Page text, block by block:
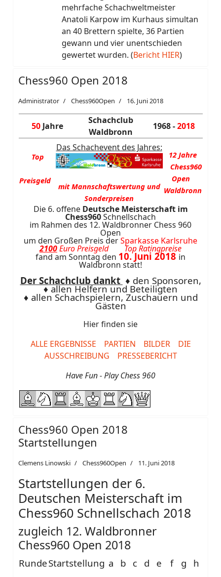
mehrfache Schachweltmeister
Anatoli Karpow im Kurhaus simultan
an 40 Brettern spielte, 36 Partien
gewann und vier unentschieden
gewertet wurden. (Bericht HIER)
Chess960 Open 2018
Administrator Chess960Open 16. Juni 2018
50 Jahre
Schachclub
Waldbronn
1968 -2018
Top
Preisgeld
Das Schachevent des Jahres:
mitMannschaftswertung und
Sonderpreisen
12 Jahre
Chess960
Open
Waldbronn
Die 6. offene Deutsche Meisterschaft im
Chess960Schnellschach
im Rahmen des 12. Waldbronner Chess 960
Open
um den Großen Preis derSparkasse Karlsruhe
2100Euro Preisgeld Top Ratingpreise
fand am Sonntag den 10. Juni 2018 in
Waldbronn statt!
Der Schachclub dankt ♦ den Sponsoren,
♦ allen Helfern und Beteiligten
♦ allen Schachspielern, Zuschauern und
Gästen
Hier finden sie
ALLE ERGEBNISSE
PARTIEN BILDER
DIE
AUSSCHREIBUNG
PRESSEBERICHT
Have Fun - Play Chess 960
Chess960 Open 2018
Startstellungen
Clemens Linowski Chess960Open 11. Juni 2018
Startstellungen der 6.
Deutschen Meisterschaft im
Chess960 Schnellschach 2018
zugleich 12. Waldbronner
Chess960 Open 2018
RundeStartstellung a b c d e f g h